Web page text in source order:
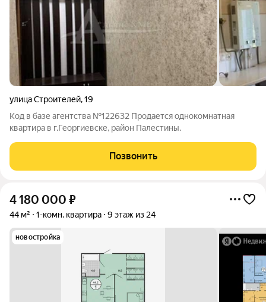
улица Строителей,19
Код в базе агентства №122632 Продается однокомнатная
квартира в г.Георгиевске, район Палестины.
Позвонить
4 180 000 ₽
44 м² 1-комн. квартира 9 этаж из 24
новостройка